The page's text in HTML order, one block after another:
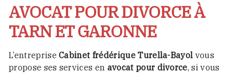
AVOCAT POUR DIVORCE À
TARN ET GARONNE
L’entrepriseCabinet frédérique Turella-Bayol vous
propose ses services en avocat pour divorce, si vous